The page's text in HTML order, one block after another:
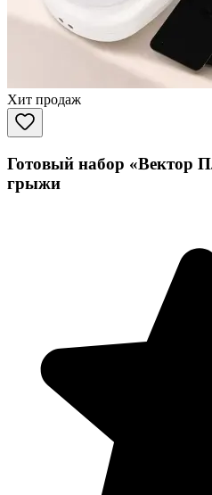
Хит продаж
Готовый набор «Вектор
грыжи